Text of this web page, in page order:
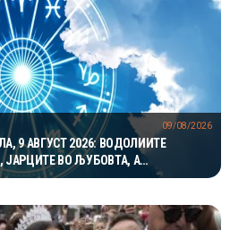
9 АВГУСТ 2026: ВОДОЛИИТЕ
ЈАРЦИТЕ ВО ЉУБОВТА, А
09/08/2026